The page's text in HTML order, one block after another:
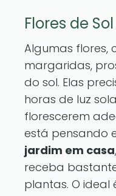
Flores de
Algumas flores,
margaridas,
do sol. Elas
horas de luz
florescerem
está pensando
jardim em casa
receba
plantas. O